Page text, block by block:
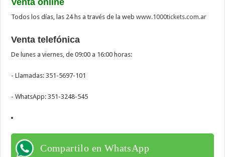
Todos los días, las 24 hs a través de la webwww.1000tickets.com.ar
Venta telefónica
De lunes a viernes, de 09:00 a 16:00 horas:
- Llamadas: 351-5697-101
- WhatsApp: 351-3248-545
Compartilo en WhatsApp